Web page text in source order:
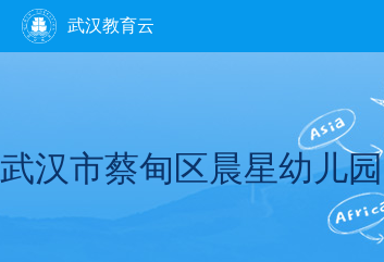
武汉教育云
武汉市蔡甸区晨星幼儿园